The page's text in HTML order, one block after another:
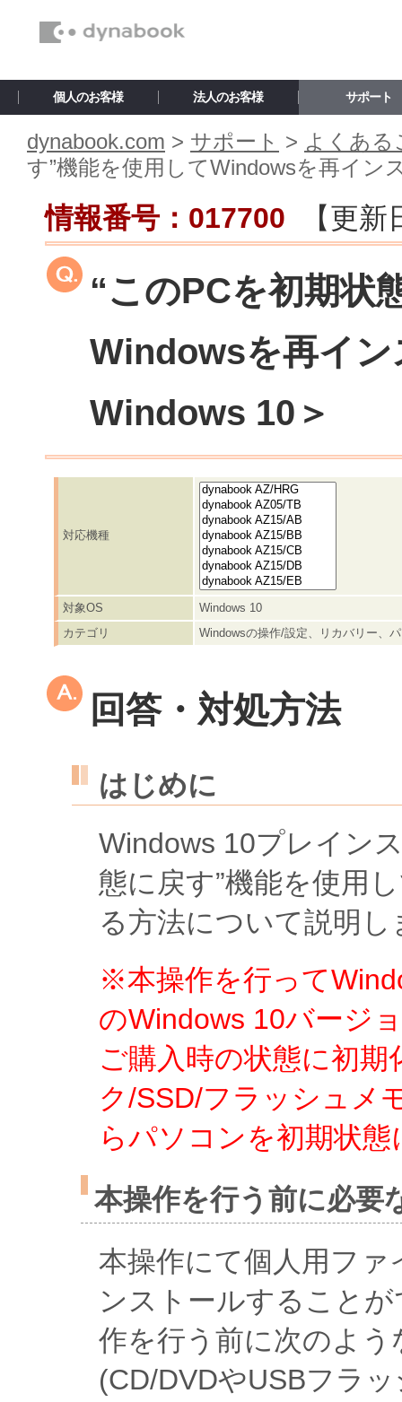
個人のお客様 法人のお客様 サポート
dynabook.com > サポート > よくある
す”機能を使用してWindowsを再イン
情報番号：017700 【更新
“このPCを初期状
Windowsを再イン
Windows 10＞
対応機種
対象OS
Windows 10
カテゴリ
Windowsの操作/設定、リカバリー、
回答・対処方法
はじめに
Windows 10プレイン
態に戻す”機能を使用
る方法について説明し
※本操作を行って
のWindows 10バージ
ご購入時の状態に初
ク/SSD/フラッシュメ
らパソコンを初期状
本操作を行う前に必要
本操作にて個人用フ
ンストールすること
作を行う前に次のよ
(CD/DVDやUSBフラ